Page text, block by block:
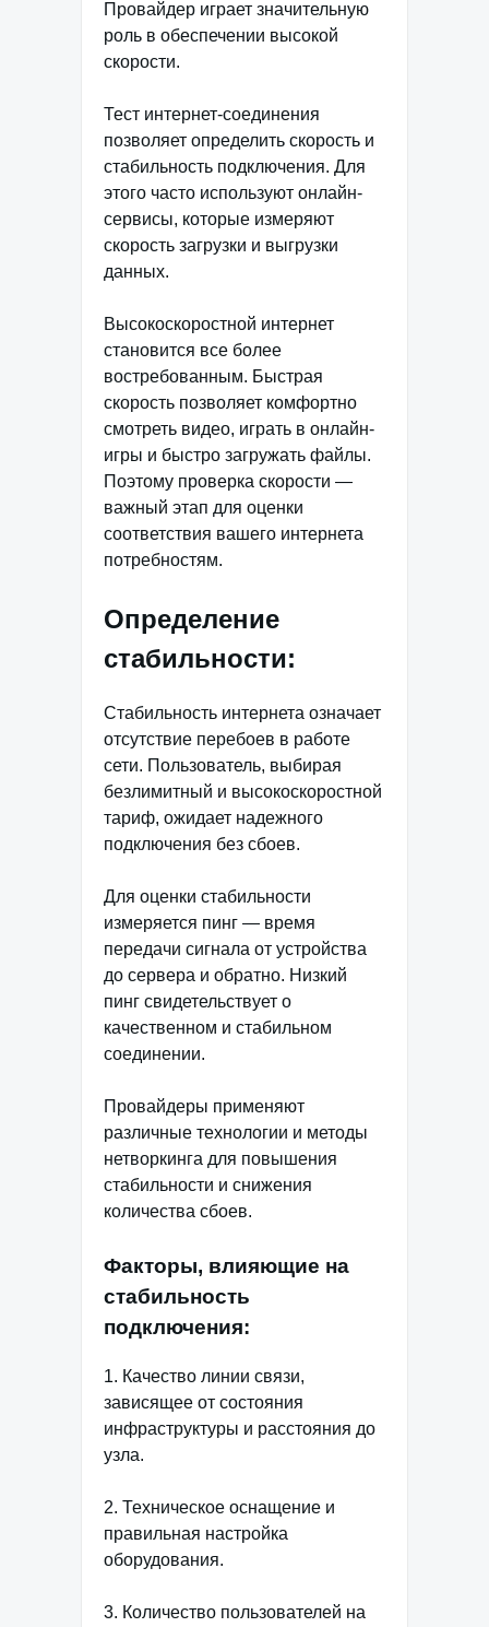
Провайдер играет значительную
роль в обеспечении высокой
скорости.
Тест интернет-соединения
позволяет определить скорость и
стабильность подключения. Для
этого часто используют онлайн-
сервисы, которые измеряют
скорость загрузки и выгрузки
данных.
Высокоскоростной интернет
становится все более
востребованным. Быстрая
скорость позволяет комфортно
смотреть видео, играть в онлайн-
игры и быстро загружать файлы.
Поэтому проверка скорости —
важный этап для оценки
соответствия вашего интернета
потребностям.
Определение
стабильности:
Стабильность интернета означает
отсутствие перебоев в работе
сети. Пользователь, выбирая
безлимитный и высокоскоростной
тариф, ожидает надежного
подключения без сбоев.
Для оценки стабильности
измеряется пинг — время
передачи сигнала от устройства
до сервера и обратно. Низкий
пинг свидетельствует о
качественном и стабильном
соединении.
Провайдеры применяют
различные технологии и методы
нетворкинга для повышения
стабильности и снижения
количества сбоев.
Факторы, влияющие на
стабильность
подключения:
1. Качество линии связи,
зависящее от состояния
инфраструктуры и расстояния до
узла.
2. Техническое оснащение и
правильная настройка
оборудования.
3. Количество пользователей на